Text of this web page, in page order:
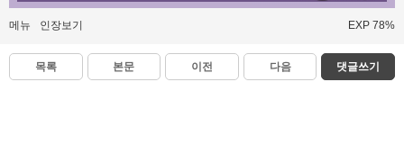
메뉴 인장보기 EXP 78%
목록 본문 이전 다음 댓글쓰기